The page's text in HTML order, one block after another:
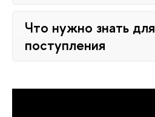
Что нужно знать для
поступления